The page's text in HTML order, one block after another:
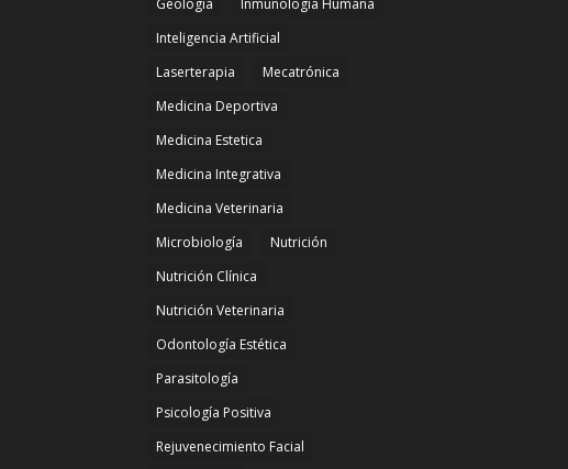
Inteligencia Artificial
Laserterapia
Mecatrónica
Medicina Deportiva
Medicina Estetica
Medicina Integrativa
Medicina Veterinaria
Microbiología
Nutrición
Nutrición Clínica
Nutrición Veterinaria
Odontología Estética
Parasitología
Psicología Positiva
Rejuvenecimiento Facial